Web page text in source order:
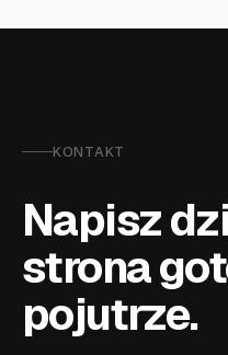
KONTAKT
Napisz
strona
pojutrze.